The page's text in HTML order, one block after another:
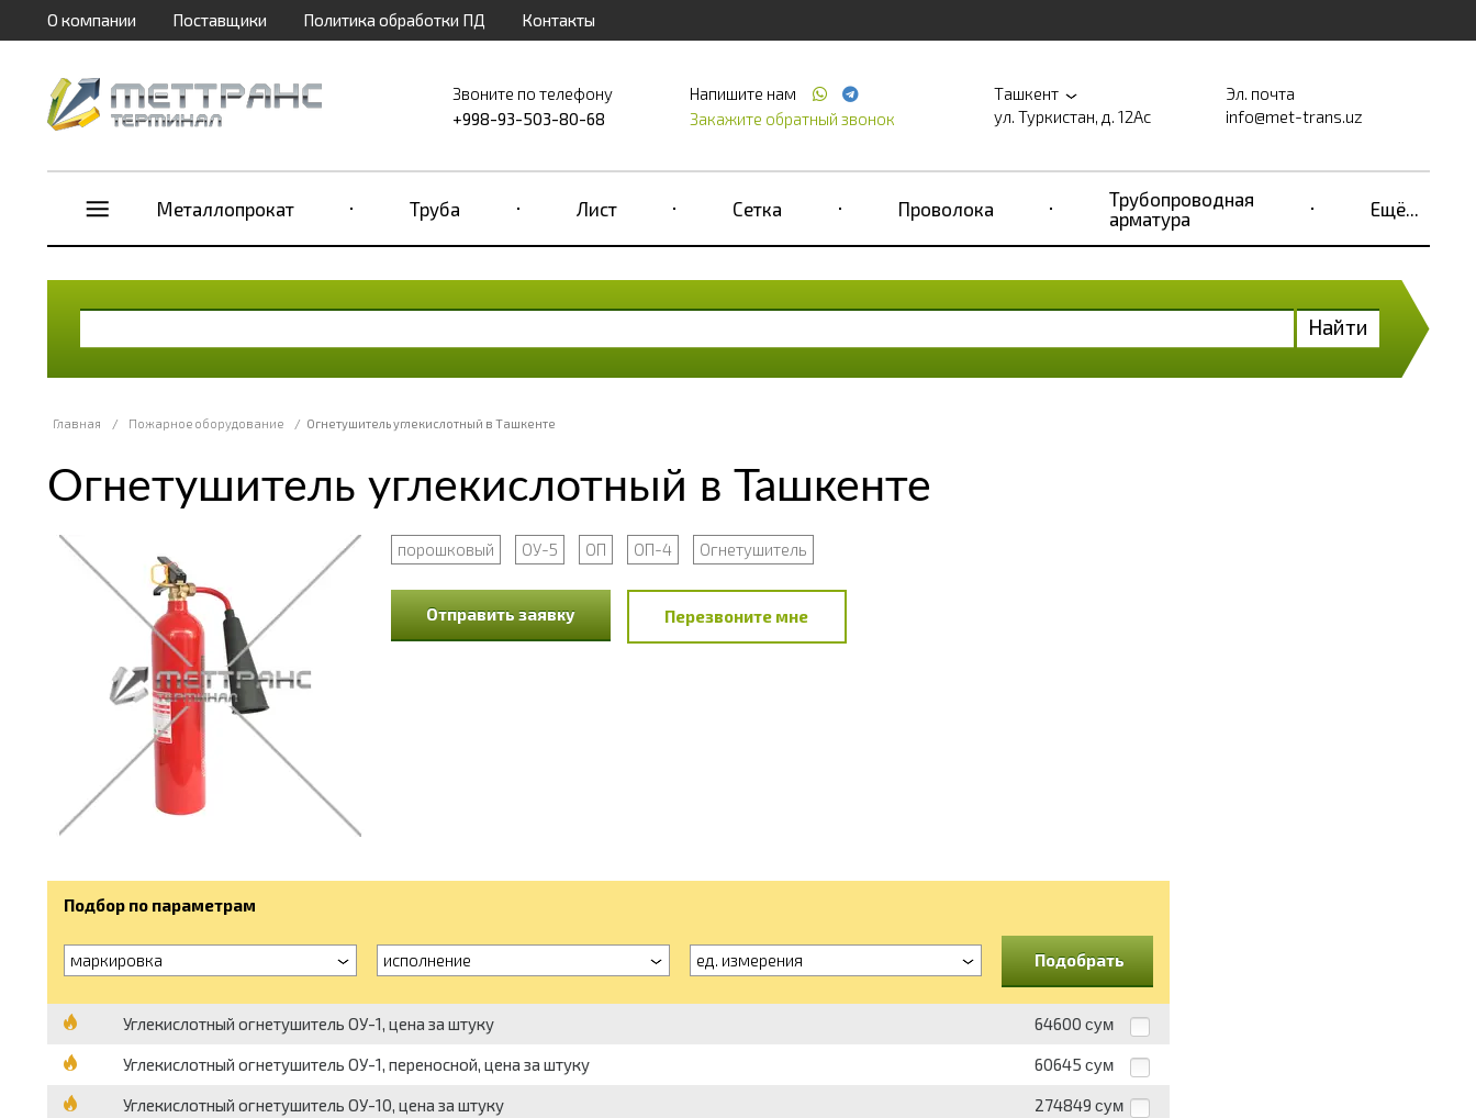
О компании Поставщики Политика обработки ПД Контакты
Звоните по телефону
+998-93-503-80-68
Напишите нам
Закажите обратный звонок
Ташкент
ул. Туркистан, д. 12Ас
Эл. почта
info@met-trans.uz
Металлопрокат Труба Лист Сетка Проволока
Трубопроводная
арматура
Ещё...
Найти
Главная / Пожарное оборудование / Огнетушитель углекислотный в Ташкенте
Огнетушитель углекислотный в Ташкенте
порошковый ОУ-5 ОП ОП-4 Огнетушитель
Отправить заявку Перезвоните мне
Подбор по параметрам
маркировка исполнение ед. измерения Подобрать
Углекислотный огнетушитель ОУ-1, цена за штуку 64600 сум
Углекислотный огнетушитель ОУ-1, переносной, цена за штуку 60645 сум
Углекислотный огнетушитель ОУ-10, цена за штуку 274849 сум